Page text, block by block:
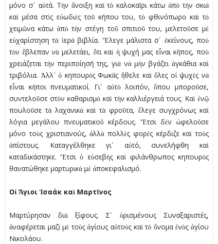
µόνο σ᾿ αὐτά. Τὴν ἄνοιξη καὶ τὸ καλοκαῖρι κάτω ἀπὸ τὴν σκιὰ
καὶ µέσα στὶς εὐωδιὲς τοῦ κήπου του, τὸ φθινόπωρο καὶ τὸ
χειµῶνα κάτω ἀπὸ τὴν στέγη τοῦ σπιτιοῦ του, µελετοῦσε µὲ
εὐχαρίστηση τὰ ἱερὰ βιβλία. Ἔλεγε µάλιστα σ᾿ ἐκείνους, ποὺ
τὸν ἔβλεπαν νὰ µελετάει, ὅτι καὶ ἡ ψυχή µας εἶναι κῆπος, ποὺ
χρειάζεται τὴν περιποίησή της, γιὰ νὰ µὴν βγάζει ἀγκάθια καὶ
τριβόλια. Ἀλλ᾿ ὁ κηπουρὸς Φωκᾶς ἤθελε καὶ ὅλες οἱ ψυχὲς νὰ
εἶναι κῆποι πνευµατικοί. Γι᾿ αὐτὸ λοιπόν, ὅπου µποροῦσε,
συντελοῦσε στὸν καθαρισµὸ καὶ τὴν καλλιέργειά τους. Καὶ ἐνῷ
πουλοῦσε τὰ λαχανικὰ καὶ τὰ φροῦτα, ἔλεγε συγχρόνως καὶ
λόγια µεγάλου πνευµατικοῦ κέρδους. Ἔτσι δὲν ὠφελοῦσε
µόνο τοὺς χριστιανούς, ἀλλὰ πολλὲς φορὲς κέρδιζε καὶ τοὺς
ἀπίστους. Καταγγέλθηκε γι᾿ αὐτό, συνελήφθη καὶ
καταδικάστηκε. Ἔτσι ὁ εὐσεβὴς καὶ φιλάνθρωπος κηπουρὸς
θανατώθηκε µαρτυρικὰ µὲ ἀποκεφαλισµό.
Οἱ Ἅγιοι Ἰσαάκ καὶ Μαρτῖνος
Μαρτύρησαν διὰ ξίφους. Σ᾿ ὁρισµένους Συναξαριστές,
ἀναφέρεται µαζὶ µὲ τοὺς ἁγίους αὐτοὺς καὶ τὸ ὄνοµα ἑνὸς ἁγίου
Νικολάου.